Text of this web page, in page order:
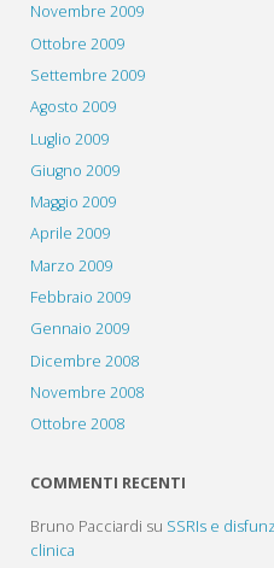
Novembre 2009
Ottobre 2009
Settembre 2009
Agosto 2009
Luglio 2009
Giugno 2009
Maggio 2009
Aprile 2009
Marzo 2009
Febbraio 2009
Gennaio 2009
Dicembre 2008
Novembre 2008
Ottobre 2008
COMMENTI RECENTI
Bruno Pacciardi su SSRIs e
clinica